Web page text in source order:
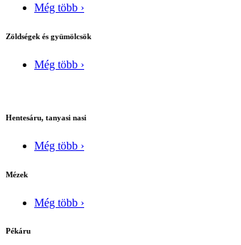
Még több ›
Zöldségek és gyümölcsök
Még több ›
Hentesáru, tanyasi nasi
Még több ›
Mézek
Még több ›
Pékáru